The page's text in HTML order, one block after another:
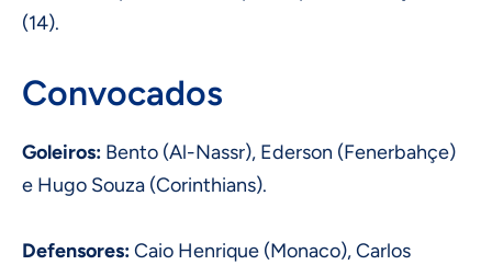
(14).
Convocados
Goleiros: Bento (Al-Nassr), Ederson (Fenerbahçe)
e Hugo Souza (Corinthians).
Defensores:Caio Henrique (Monaco), Carlos